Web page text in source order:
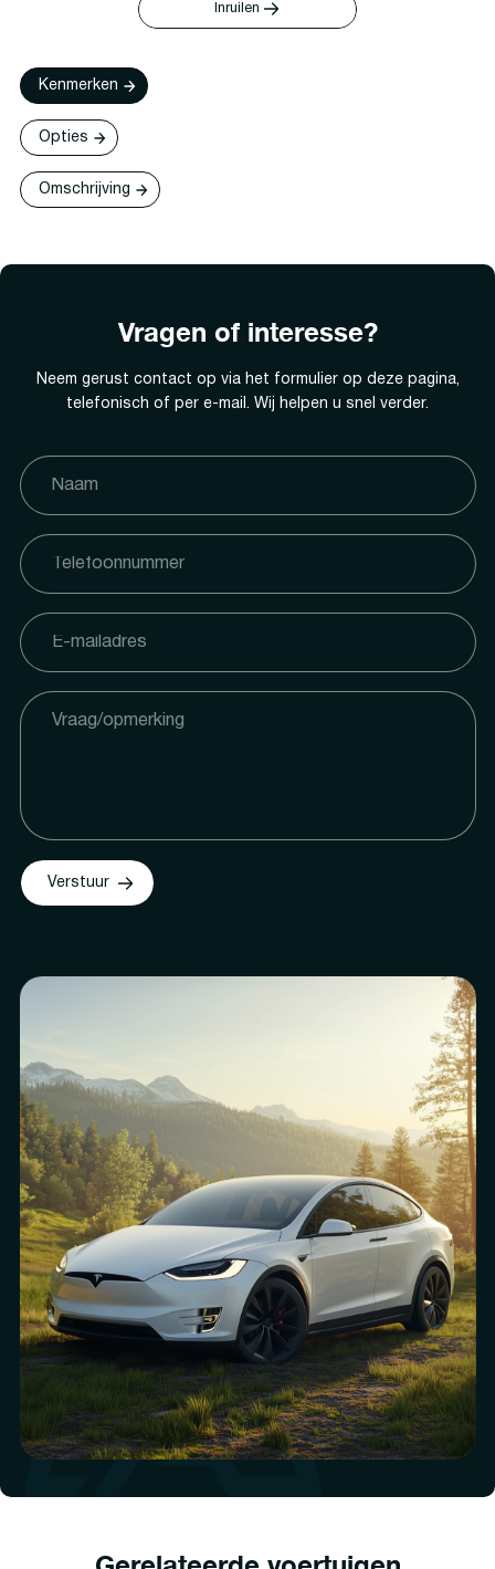
Inruilen
Kenmerken
Opties
Omschrijving
Vragen of interesse?
Neem gerust contact op via het formulier op deze pagina,
telefonisch of per e-mail. Wij helpen u snel verder.
Verstuur